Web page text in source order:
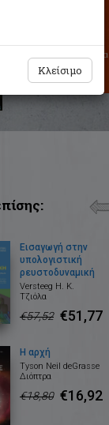
Δεν υπάρχει δυνατότητα
παραγγελίας
Εισαγωγή στην
υπολογιστική
ρευστοδυναμική
Versteeg H. K.
Τζιόλα
€57,52 €51,77
Η αρχή
Tyson Neil deGrasse
Διόπτρα
€18,80 €16,92
Κλείσιμο